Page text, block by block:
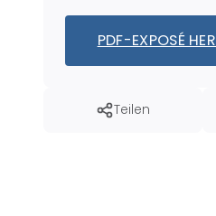
Teilen
PDF-EXPOSÉ